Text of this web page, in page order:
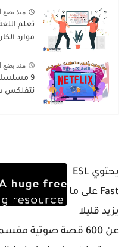
منذ بضع
تعلم
موارد
منذ بضع
9
نتفلكس
يحتوي ESL
Fast على ما
يزيد قليلا
عن 600 قصة صوتية